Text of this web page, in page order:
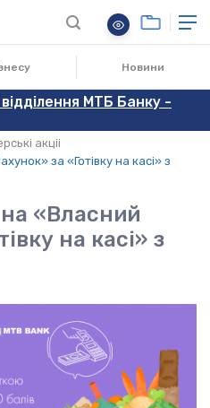
Новини
відділення МТБ Банку -
акціі
за «Готівку на касі» з
«Власний
на касі» з
15.11.2021